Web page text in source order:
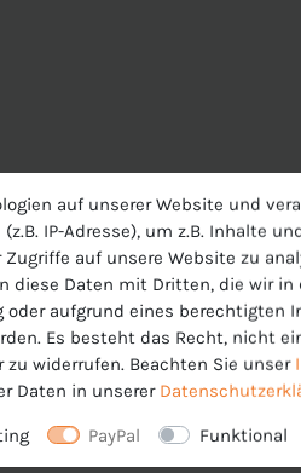
Ohne Innenhose
angenehmen und trockenen
auf unserer Website und
IP-Adresse), um z.B. Inhalte
auf unsere Website zu
diese Daten mit Dritten, die wir in
aufgrund eines berechtigten
Es besteht das Recht, nicht
widerrufen. Beachten Sie unser
Daten in unserer
PayPal Funktional